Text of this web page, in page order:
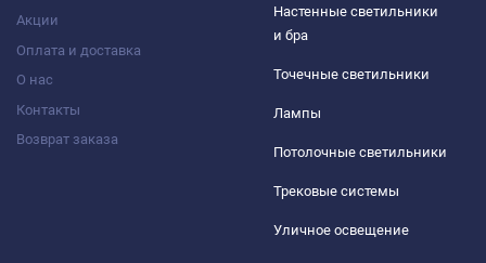
Акции
Оплата и доставка
О нас
Контакты
Возврат заказа
Настенные светильники
и бра
Точечные светильники
Лампы
Потолочные светильники
Трековые системы
Уличное освещение